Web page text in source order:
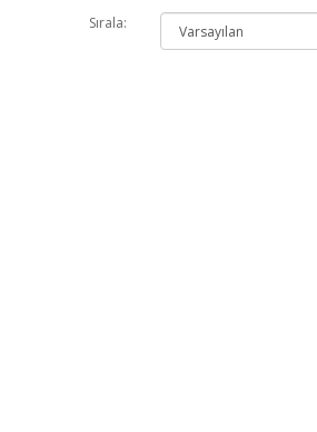
Sırala: